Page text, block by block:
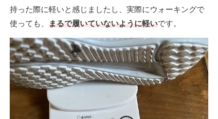
持った際に軽いと感じましたし、実際にウォーキングで
使っても、 まるで履いていないように軽いです。